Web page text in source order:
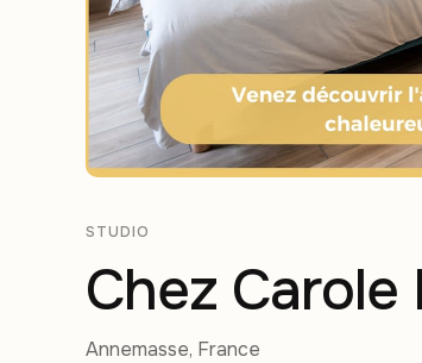
STUDIO
Chez Carole
Annemasse, France